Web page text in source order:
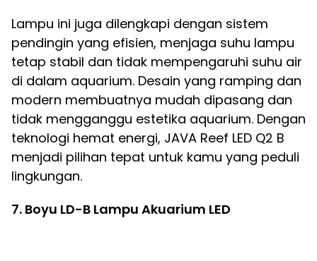
Lampu ini juga dilengkapi dengan sistem
pendingin yang efisien, menjaga suhu lampu
tetap stabil dan tidak mempengaruhi suhu air
di dalam aquarium. Desain yang ramping dan
modern membuatnya mudah dipasang dan
tidak mengganggu estetika aquarium. Dengan
teknologi hemat energi, JAVA Reef LED Q2 B
menjadi pilihan tepat untuk kamu yang peduli
lingkungan.
7. Boyu LD-B Lampu Akuarium LED